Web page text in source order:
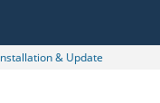
& Update